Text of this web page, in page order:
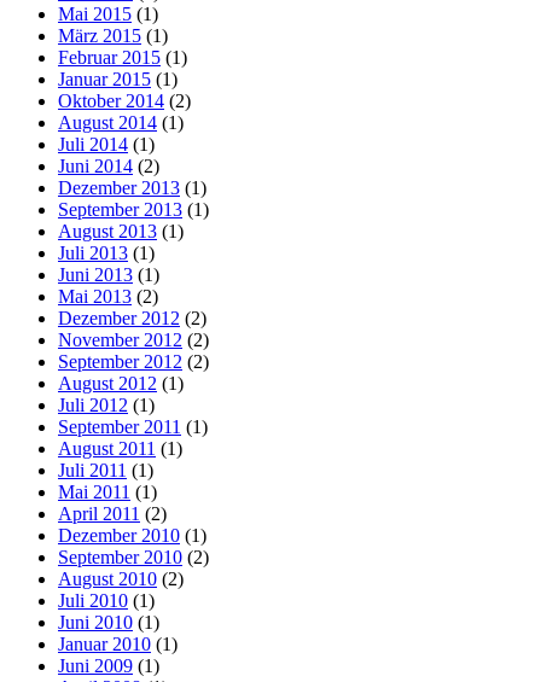
Mai 2015 (1)
März 2015 (1)
Februar 2015 (1)
Januar 2015 (1)
Oktober 2014 (2)
August 2014 (1)
Juli 2014 (1)
Juni 2014 (2)
Dezember 2013 (1)
September 2013 (1)
August 2013 (1)
Juli 2013 (1)
Juni 2013 (1)
Mai 2013 (2)
Dezember 2012 (2)
November 2012 (2)
September 2012 (2)
August 2012 (1)
Juli 2012 (1)
September 2011 (1)
August 2011 (1)
Juli 2011 (1)
Mai 2011 (1)
April 2011 (2)
Dezember 2010 (1)
September 2010 (2)
August 2010 (2)
Juli 2010 (1)
Juni 2010 (1)
Januar 2010 (1)
Juni 2009 (1)